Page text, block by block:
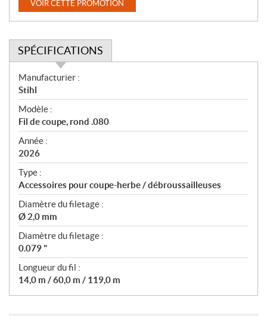
VOIR CETTE PROMOTION
SPÉCIFICATIONS
S
p
é
c
i
f
i
c
a
t
i
o
n
s
Manufacturier :
Stihl
Modèle :
Fil de coupe, rond .080
Année :
2026
Type :
Accessoires pour coupe-herbe / débroussailleuses
Diamètre du filetage :
Ø 2,0 mm
Diamètre du filetage :
0.079 "
Longueur du fil :
14,0 m / 60,0 m / 119,0 m